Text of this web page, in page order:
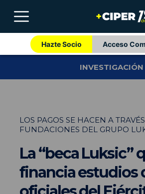
Hazte Socio Acceso
INVESTIGACIÓN
LOS PAGOS SE HACEN A
FUNDACIONES DEL GRUPO
La “beca Luksic”
financia estudios